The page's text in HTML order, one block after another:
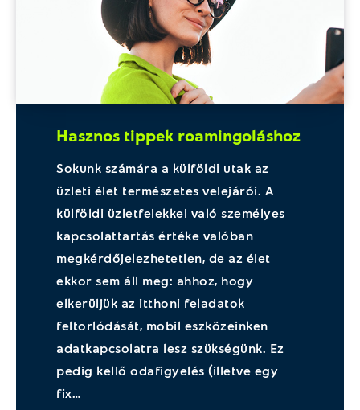
Hasznos tippek roamingoláshoz
Sokunk számára a külföldi utak az
üzleti élet természetes velejárói. A
külföldi üzletfelekkel való személyes
kapcsolattartás értéke valóban
megkérdőjelezhetetlen, de az élet
ekkor sem áll meg: ahhoz, hogy
elkerüljük az itthoni feladatok
feltorlódását, mobil eszközeinken
adatkapcsolatra lesz szükségünk. Ez
pedig kellő odafigyelés (illetve egy
fix…